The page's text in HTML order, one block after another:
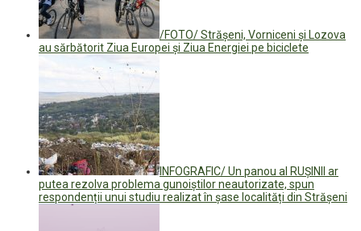
/FOTO/ Strășeni, Vorniceni și Lozova
au sărbătorit Ziua Europei și Ziua Energiei pe biciclete
INFOGRAFIC/ Un panou al RUȘINII ar
putea rezolva problema gunoiștilor neautorizate, spun
respondenții unui studiu realizat în șase localități din Strășeni